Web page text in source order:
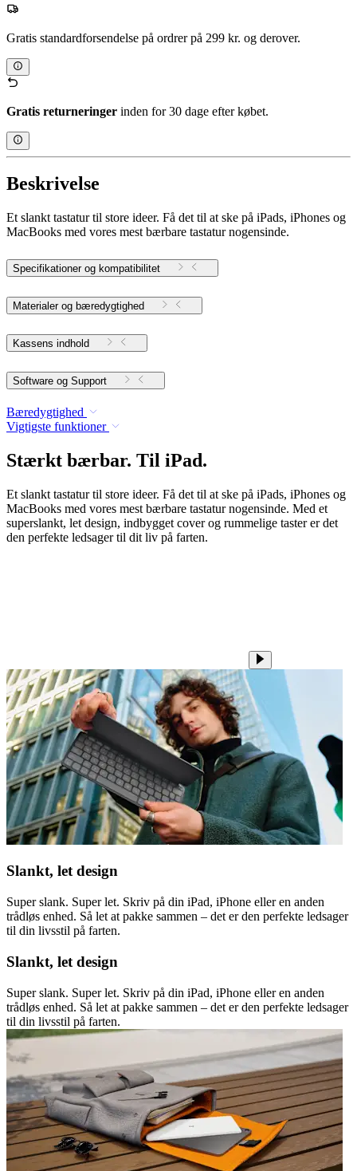
Gratis standardforsendelse på ordrer på 299 kr. og derover.
Gratis returneringer inden for 30 dage efter købet.
Beskrivelse
Et slankt tastatur til store ideer. Få det til at ske på iPads, iPhones og
MacBooks med vores mest bærbare tastatur nogensinde.
Specifikationer og kompatibilitet
Materialer og bæredygtighed
Kassens indhold
Software og Support
Bæredygtighed
Vigtigste funktioner
Stærkt bærbar. Til iPad.
Et slankt tastatur til store ideer. Få det til at ske på iPads, iPhones og
MacBooks med vores mest bærbare tastatur nogensinde. Med et
superslankt, let design, indbygget cover og rummelige taster er det
den perfekte ledsager til dit liv på farten.
Slankt, let design
Super slank. Super let. Skriv på din iPad, iPhone eller en anden
trådløs enhed. Så let at pakke sammen – det er den perfekte ledsager
til din livsstil på farten.
Slankt, let design
Super slank. Super let. Skriv på din iPad, iPhone eller en anden
trådløs enhed. Så let at pakke sammen – det er den perfekte ledsager
til din livsstil på farten.